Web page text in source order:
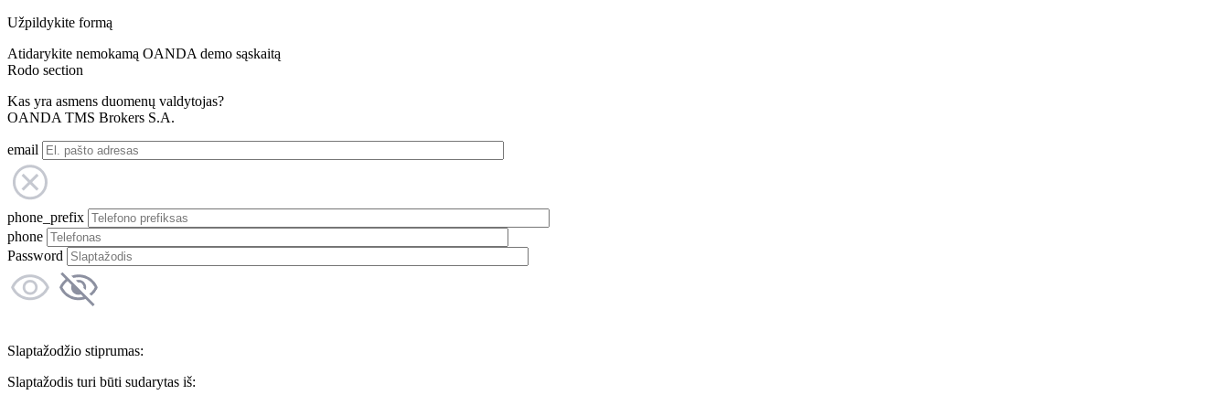
Užpildykite formą
Atidarykite nemokamą OANDA demo sąskaitą
Rodo section
Kas yra asmens duomenų valdytojas?
OANDA TMS Brokers S.A.
email
phone_prefix
phone
Password
Slaptažodžio stiprumas:
Slaptažodis turi būti sudarytas iš: